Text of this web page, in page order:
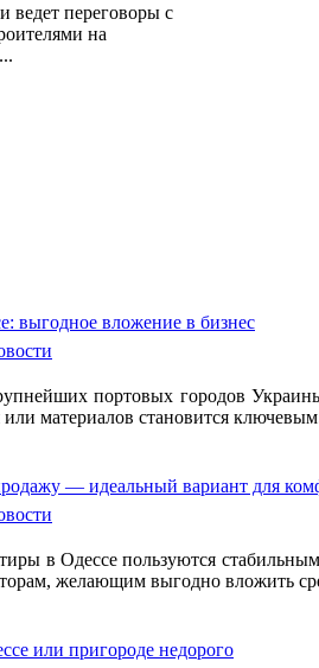
переговоры с
на
выгодное вложение в бизнес
портовых городов
или материалов становится
— идеальный вариант для
в Одессе пользуются
желающим выгодно вложить
или пригороде недорого